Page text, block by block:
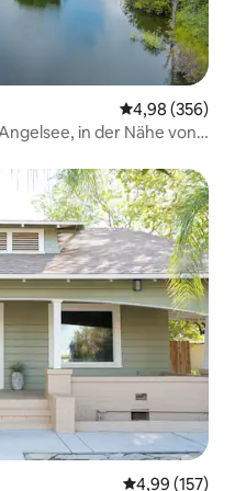
4,98 (356)
in der Nähe von
4,99 (157)